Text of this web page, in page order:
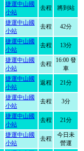
捷運中山國
小站
去程 將到站
捷運中山國
小站
去程 42分
捷運中山國
小站
去程 13分
捷運中山國
小站
去程
16:00 發
車
捷運中山國
小站
返程 21分
捷運中山國
小站
去程 3分
捷運中山國
小站
去程 21分
捷運中山國
小站
去程
今日未
營運